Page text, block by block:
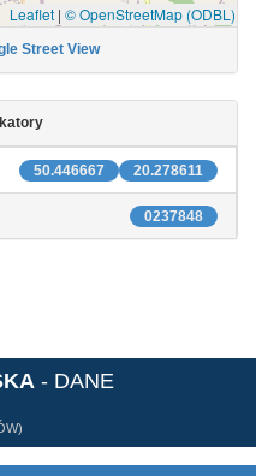
Leaflet | © OpenStreetMap (ODBL)
Street View
20.278611
50.446667
0237848
- DANE